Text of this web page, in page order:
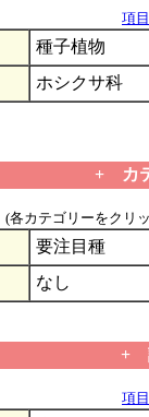
項
種子植物
ホシクサ科
+ カ
(各カテゴリーをクリ
要注目種
なし
+
項